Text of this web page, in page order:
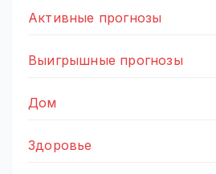
Активные прогнозы
Выигрышные прогнозы
Дом
Здоровье